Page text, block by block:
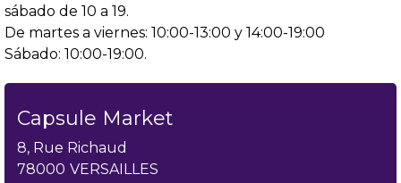
sábado de 10 a 19.
De martes a viernes: 10:00-13:00 y 14:00-19:00
Sábado: 10:00-19:00.
Capsule Market
8, Rue Richaud
78000 VERSAILLES